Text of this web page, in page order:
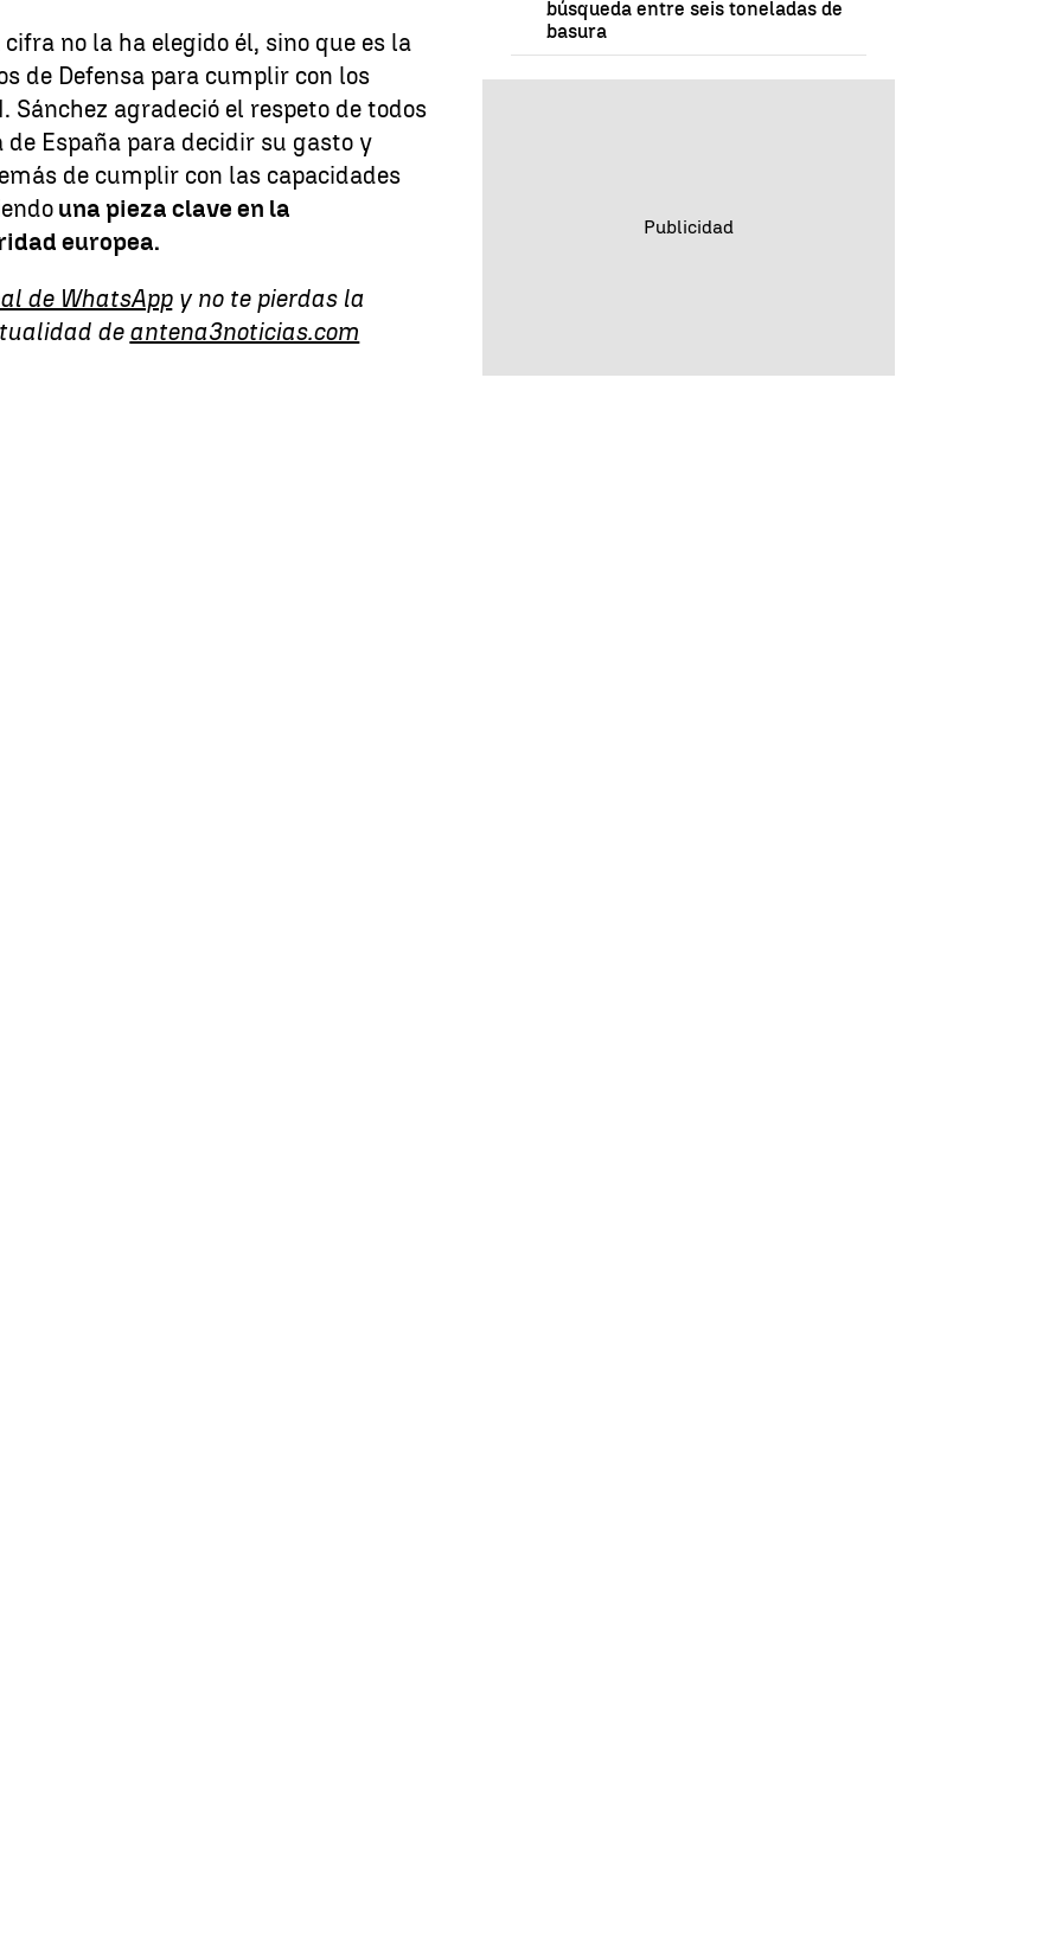
no la ha elegido él, sino que es la
de Defensa para cumplir con los
Sánchez agradeció el respeto de todos
de España para decidir su gasto y
de cumplir con las capacidades
una pieza clave en la
europea.
de WhatsAppy no te pierdas la
de antena3noticias.com
búsqueda entre seis toneladas de
basura